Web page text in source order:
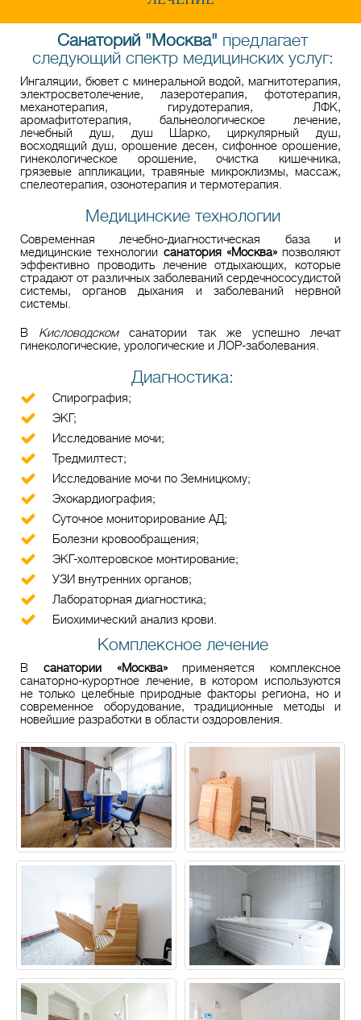
Cанаторий "Москва" предлагает
следующий спектр медицинских услуг:
Ингаляции, бювет с минеральной водой, магнитотерапия,
электросветолечение, лазеротерапия, фототерапия,
механотерапия, гирудотерапия, ЛФК,
аромафитотерапия, бальнеологическое лечение,
лечебный душ, душ Шарко, циркулярный душ,
восходящий душ, орошение десен, сифонное орошение,
гинекологическое орошение, очистка кишечника,
грязевые аппликации, травяные микроклизмы, массаж,
спелеотерапия, озонотерапия и термотерапия.
Медицинские технологии
Современная лечебно-диагностическая база и
медицинские технологии санатория «Москва»позволяют
эффективно проводить лечение отдыхающих, которые
страдают от различных заболеваний сердечнососудистой
системы, органов дыхания и заболеваний нервной
системы.
В Кисловодскомсанатории так же успешно лечат
гинекологические, урологические и ЛОР-заболевания.
Диагностика:
Спирография;
ЭКГ;
Исследование мочи;
Тредмилтест;
Исследование мочи по Земницкому;
Эхокардиография;
Суточное мониторирование АД;
Болезни кровообращения;
ЭКГ-холтеровское монтирование;
УЗИ внутренних органов;
Лабораторная диагностика;
Биохимический анализ крови.
Комплексное лечение
В санатории «Москва»применяется комплексное
санаторно-курортное лечение, в котором используются
не только целебные природные факторы региона, но и
современное оборудование, традиционные методы и
новейшие разработки в области оздоровления.